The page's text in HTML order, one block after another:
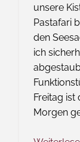
unsere
Pastafari
den
ich
Freitag ist
Morgen